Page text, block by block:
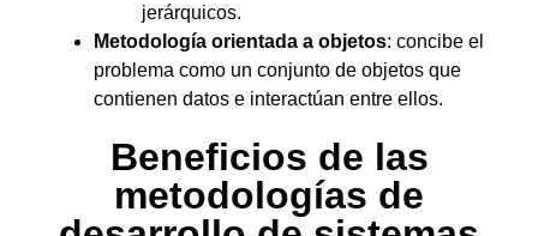
jerárquicos.
Metodología orientada a objetos: concibe el
problema como un conjunto de objetos que
contienen datos e interactúan entre ellos.
Beneficios de las
metodologías de